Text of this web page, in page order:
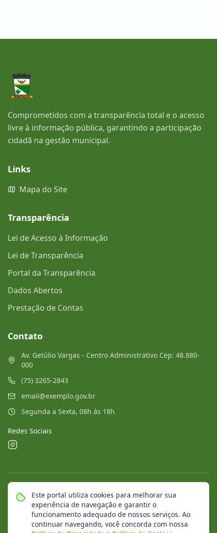
Comprometidos com a transparência total e o acesso
livre à informação pública, garantindo a participação
cidadã na gestão municipal.
Links
Mapa do Site
Transparência
Lei de Acesso à Informação
Lei de Transparência
Portal da Transparência
Dados Abertos
Prestação de Contas
Contato
Av. Getúlio Vargas - Centro Administrativo Cep: 48.880-
000
(75) 3265-2843
email@exemplo.gov.br
Segunda a Sexta, 08h às 18h
Redes Sociais
© 2026 Portal Municipal. Todos os direitos reservados.
Mapa do Site
Notícias Transparência
Este portal utiliza cookies para melhorar sua
experiência de navegação e garantir o
funcionamento adequado de nossos serviços. Ao
continuar navegando, você concorda com nossa